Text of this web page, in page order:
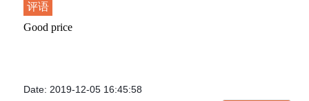
评语
Good price
Date: 2019-12-05 16:45:58